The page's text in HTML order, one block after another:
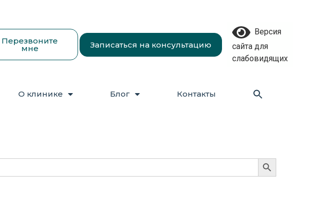
Перезвоните
мне Записаться на консультацию
Версия
сайта для
слабовидящих
О клинике Блог Контакты
Search Button